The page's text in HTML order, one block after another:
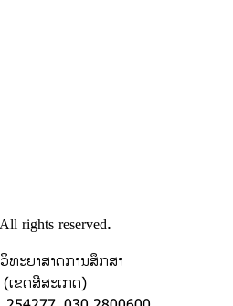
rights reserved.
ທະຍາສາດການສຶກສາ
ເຂດສີສະເກດ)